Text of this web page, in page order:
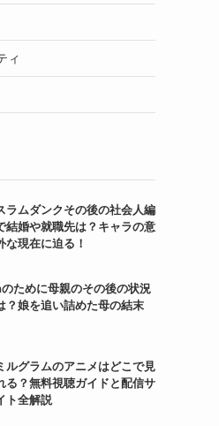
ィ
ラムダンクその後の社会人編
結婚や就職先は？キャラの意
な現在に迫る！
ために母親のその後の状況
？娘を追い詰めた母の結末
ルグラムのアニメはどこで見
る？無料視聴ガイドと配信サ
ト全解説